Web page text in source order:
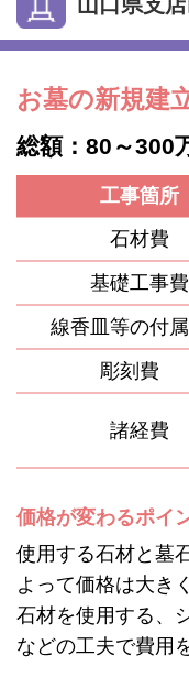
お墓の新規建
総額：80～300
工事箇所
石材費
基礎工事費
線香皿等の付
彫刻費
諸経費
価格が変わるポイ
使用する石材と墓
よって価格は大き
石材を使用する、
などの工夫で費用